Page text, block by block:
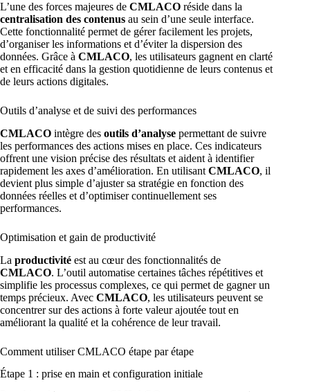
L’une des forces majeures de CMLACO réside dans la
centralisation des contenus au sein d’une seule interface.
Cette fonctionnalité permet de gérer facilement les projets,
d’organiser les informations et d’éviter la dispersion des
données. Grâce à CMLACO, les utilisateurs gagnent en clarté
et en efficacité dans la gestion quotidienne de leurs contenus et
de leurs actions digitales.
Outils d’analyse et de suivi des performances
CMLACO intègre des outils d’analyse permettant de suivre
les performances des actions mises en place. Ces indicateurs
offrent une vision précise des résultats et aident à identifier
rapidement les axes d’amélioration. En utilisant CMLACO, il
devient plus simple d’ajuster sa stratégie en fonction des
données réelles et d’optimiser continuellement ses
performances.
Optimisation et gain de productivité
La productivité est au cœur des fonctionnalités de
CMLACO. L’outil automatise certaines tâches répétitives et
simplifie les processus complexes, ce qui permet de gagner un
temps précieux. Avec CMLACO, les utilisateurs peuvent se
concentrer sur des actions à forte valeur ajoutée tout en
améliorant la qualité et la cohérence de leur travail.
Comment utiliser CMLACO étape par étape
Étape 1 : prise en main et configuration initiale